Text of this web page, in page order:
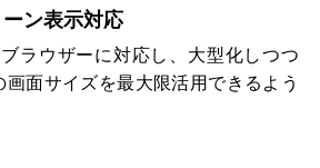
ン表示対応
ラウザーに対応し、大型化しつつ
面サイズを最大限活用できるよう